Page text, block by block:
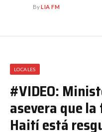
ByLIA FM
LOCALES
#VIDEO:
asevera que la
Haití está